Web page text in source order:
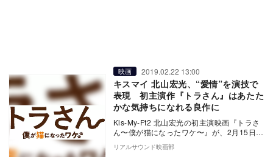
映画 2019.02.22 13:00
キスマイ 北山宏光、“愛情”を演技で
表現 初主演作『トラさん』はあたた
かな気持ちになれる良作に
Kis-My-Ft2 北山宏光の初主演映画『トラさ
ん〜僕が猫になったワケ〜』が、2月15日に
公開された。興行収入ランキングや観客…
リアルサウンド映画部